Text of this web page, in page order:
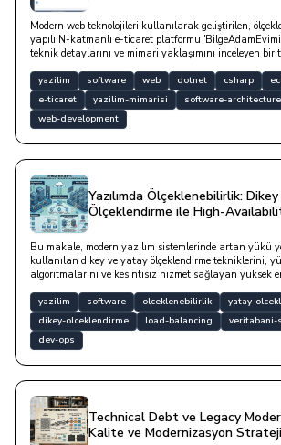
Modern web teknolojileri kullanılarak geliştirilen,
yapılı N-katmanlı e-ticaret platformu
teknik detaylarını ve mimari yaklaşımını inceleyen bir
yazilim software web dotnet csharp
e-ticaret
yazilim-mimarisi software-architecture
web-development
Yazılımda Ölçeklenebilirlik:
Ölçeklendirme ile High-
Bu makale, modern yazılım sistemlerinde artan yükü
kullanılan dikey ve yatay ölçeklendirme tekniklerini,
algoritmalarını ve kesintisiz hizmet sağlayan yüksek
incelemektedir.
yazilim software olceklenebilirlik
yatay-
dikey-olceklendirme
load-balancing
veritabani-
dev-ops
Technical Debt ve Legacy
Kalite ve Modernizasyon